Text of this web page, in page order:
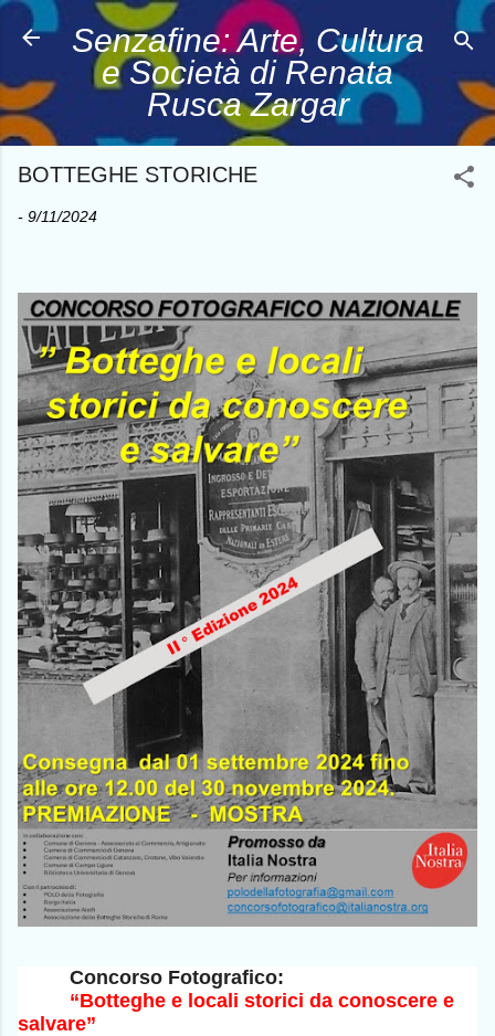
Passa ai contenuti principali
Senzafine: Arte, Cultura
e Società di Renata
Rusca Zargar
BOTTEGHE STORICHE
- 9/11/2024
Concorso Fotografico:
“Botteghe e locali storici da conoscere e
salvare”